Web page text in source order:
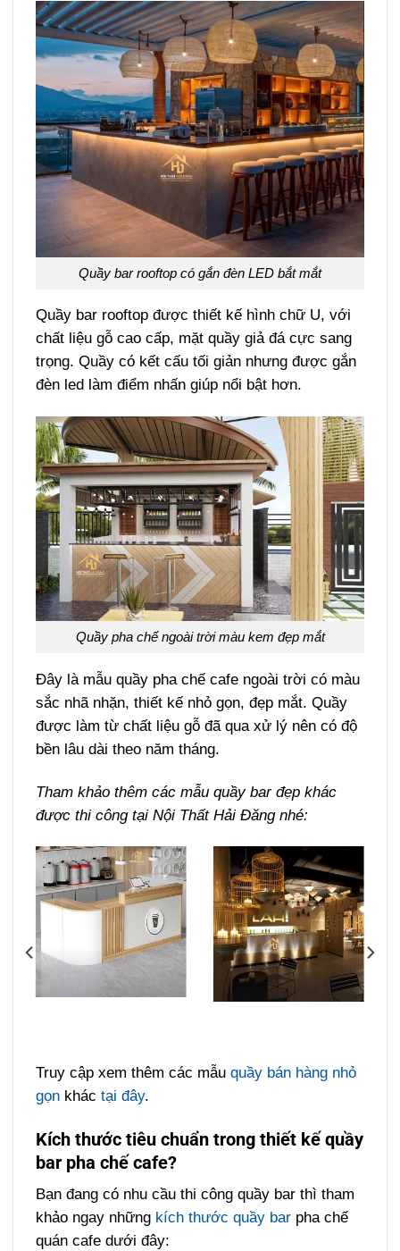
Quầy bar rooftop có gắn đèn LED bắt mắt
Quầy bar rooftop được thiết kế hình chữ U, với
chất liệu gỗ cao cấp, mặt quầy giả đá cực sang
trọng. Quầy có kết cấu tối giản nhưng được gắn
đèn led làm điểm nhấn giúp nổi bật hơn.
Quầy pha chế ngoài trời màu kem đẹp mắt
Đây là mẫu quầy pha chế cafe ngoài trời có màu
sắc nhã nhặn, thiết kế nhỏ gọn, đẹp mắt. Quầy
được làm từ chất liệu gỗ đã qua xử lý nên có độ
bền lâu dài theo năm tháng.
Tham khảo thêm các mẫu quầy bar đẹp khác
được thi công tại Nội Thất Hải Đăng nhé:
Truy cập xem thêm các mẫuquầy bán hàng nhỏ
gọn kháctại đây.
Kích thước tiêu chuẩn trong thiết kế quầy
bar pha chế cafe?
Bạn đang có nhu cầu thi công quầy bar thì tham
khảo ngay những kích thước quầy bar pha chế
quán cafe dưới đây: